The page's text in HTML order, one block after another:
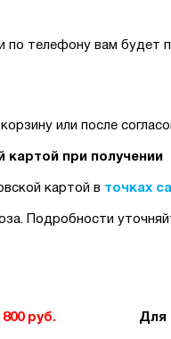
по телефону вам
или после
картой при получении
картой в точках
Подробности
800 руб. Для